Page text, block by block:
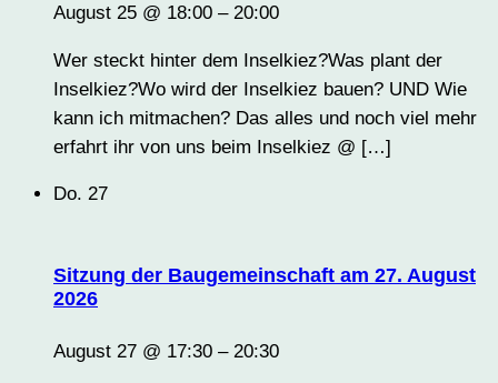
August 25 @ 18:00 – 20:00
Wer steckt hinter dem Inselkiez?Was plant der
Inselkiez?Wo wird der Inselkiez bauen? UND Wie
kann ich mitmachen? Das alles und noch viel mehr
erfahrt ihr von uns beim Inselkiez @ […]
Do. 27
Sitzung der Baugemeinschaft am 27. August
2026
August 27 @ 17:30 – 20:30